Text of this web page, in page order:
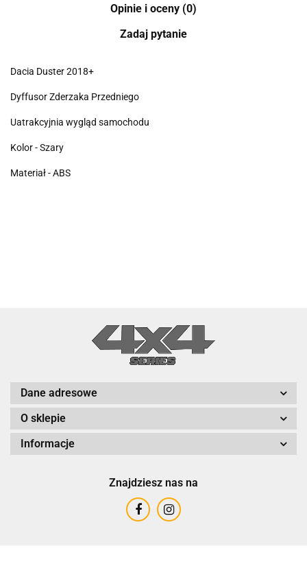
Opinie i oceny (0)
Zadaj pytanie
Dacia Duster 2018+
Dyffusor Zderzaka Przedniego
Uatrakcyjnia wygląd samochodu
Kolor - Szary
Materiał - ABS
Dane adresowe
O sklepie
Informacje
Znajdziesz nas na